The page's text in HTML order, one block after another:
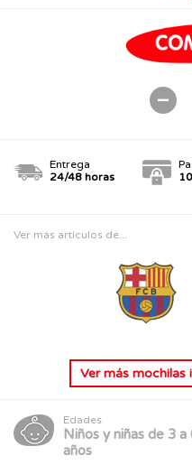
Entrega
24/48 horas
Ver más artículos de...
Ver más mochilas
Edades
Niños y niñas de 3 a
años